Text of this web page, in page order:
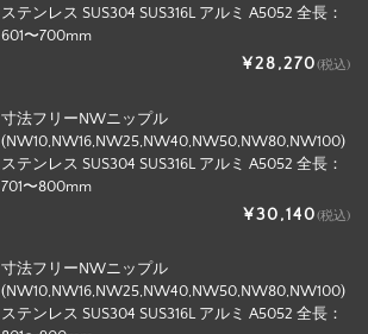
ステンレス SUS304 SUS316L アルミ A5052 全長：
601〜700mm
¥28,270(税込)
寸法フリーNWニップル
(NW10,NW16,NW25,NW40,NW50,NW80,NW100)
ステンレス SUS304 SUS316L アルミ A5052 全長：
701〜800mm
¥30,140(税込)
寸法フリーNWニップル
(NW10,NW16,NW25,NW40,NW50,NW80,NW100)
ステンレス SUS304 SUS316L アルミ A5052 全長：